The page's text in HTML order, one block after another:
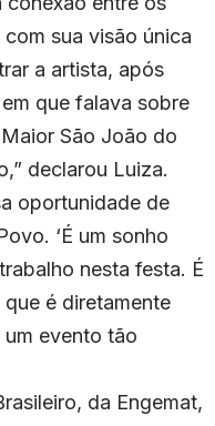
sua visão única
a artista, após
que falava sobre
São João do
declarou Luiza.
oportunidade de
‘É um sonho
nesta festa. É
é diretamente
evento tão
da Engemat,